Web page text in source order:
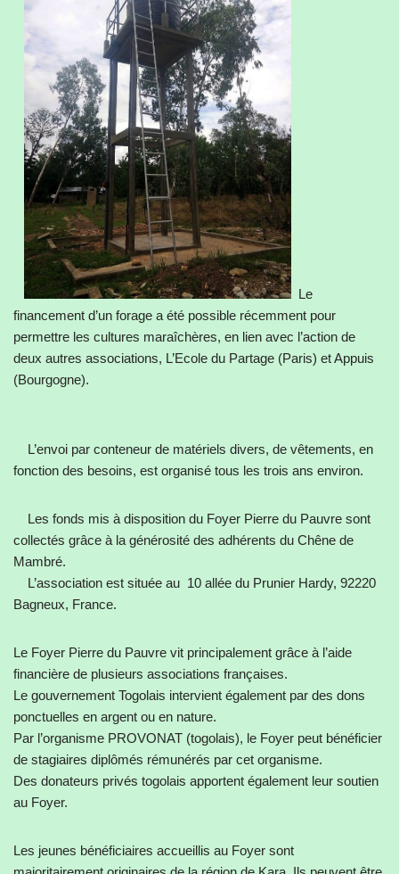
Le
financement d’un forage a été possible récemment pour
permettre les cultures maraîchères, en lien avec l’action de
deux autres associations, L’Ecole du Partage (Paris) et Appuis
(Bourgogne).
L’envoi par conteneur de matériels divers, de vêtements, en
fonction des besoins, est organisé tous les trois ans environ.
Les fonds mis à disposition du Foyer Pierre du Pauvre sont
collectés grâce à la générosité des adhérents du Chêne de
Mambré.
L’association est située au 10 allée du Prunier Hardy, 92220
Bagneux, France.
Le Foyer Pierre du Pauvre vit principalement grâce à l’aide
financière de plusieurs associations françaises.
Le gouvernement Togolais intervient également par des dons
ponctuelles en argent ou en nature.
Par l’organisme PROVONAT (togolais), le Foyer peut bénéficier
de stagiaires diplômés rémunérés par cet organisme.
Des donateurs privés togolais apportent également leur soutien
au Foyer.
Les jeunes bénéficiaires accueillis au Foyer sont